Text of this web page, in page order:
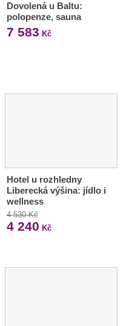
Dovolená u Baltu:
polopenze, sauna
7 583 Kč
Hotel u rozhledny
Liberecká výšina: jídlo i
wellness
4 530 Kč
4 240 Kč